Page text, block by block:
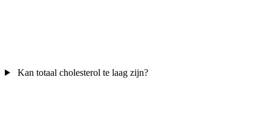
Kan totaal cholesterol te laag zijn?